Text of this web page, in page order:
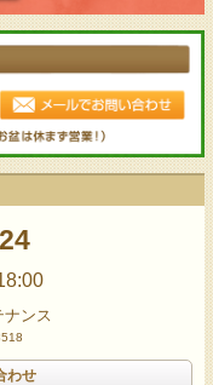
ナンス
わせ